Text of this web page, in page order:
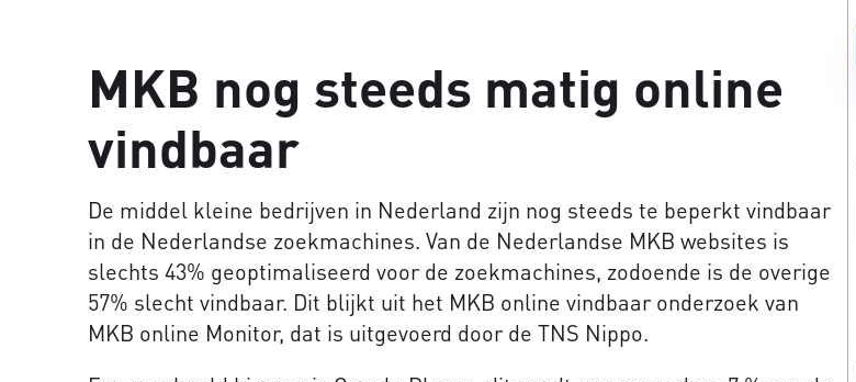
MKB nog steeds matig online
vindbaar
De middel kleine bedrijven in Nederland zijn nog steeds te beperkt vindbaar
in de Nederlandse zoekmachines. Van de Nederlandse MKB websites is
slechts 43% geoptimaliseerd voor de zoekmachines, zodoende is de overige
57% slecht vindbaar. Dit blijkt uit het MKB online vindbaar onderzoek van
MKB online Monitor, dat is uitgevoerd door de TNS Nippo.